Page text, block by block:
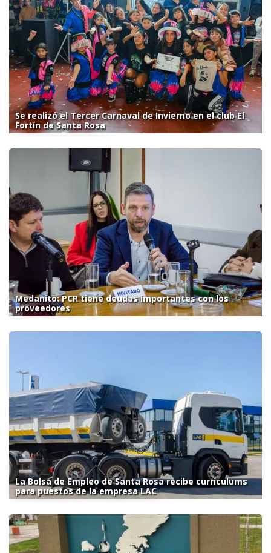
Se realizó el Tercer Carnaval de Invierno en el club El
Fortín de Santa Rosa
Medanito: PCR tiene deudas importantes con los
proveedores
La Bolsa de Empleo de Santa Rosa recibe currículums
para puestos de la empresa LAC